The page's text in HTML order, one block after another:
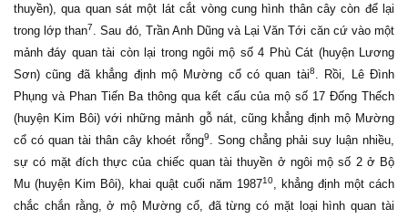
thuyền), qua quan sát một lát cắt vòng cung hình thân cây còn để lại
trong lớp than7
. Sau đó, Trần Anh Dũng và Lại Văn Tới căn cứ vào một
mảnh đáy quan tài còn lại trong ngôi mộ số 4 Phù Cát (huyện Lương
Sơn) cũng đã khẳng định mộ Mường cổ có quan tài8
. Rồi, Lê Đình
Phụng và Phan Tiến Ba thông qua kết cấu của mộ số 17 Đống Thếch
(huyện Kim Bôi) với những mảnh gỗ nát, cũng khẳng định mộ Mường
cổ có quan tài thân cây khoét rỗng9
. Song chẳng phải suy luận nhiều,
sự có mặt đích thực của chiếc quan tài thuyền ở ngôi mộ số 2 ở Bộ
Mu (huyện Kim Bôi), khai quật cuối năm 198710
, khẳng định một cách
chắc chắn rằng, ở mộ Mường cổ, đã từng có mặt loại hình quan tài